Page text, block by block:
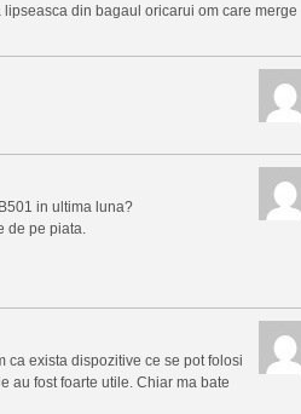
din bagaul oricarui om care merge
in ultima luna?
de pe piata.
ca exista dispozitive ce se pot folosi
au fost foarte utile. Chiar ma bate